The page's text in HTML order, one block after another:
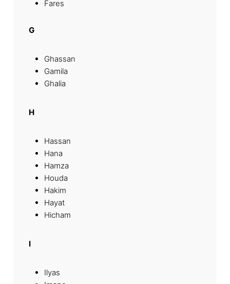
Fares
G
Ghassan
Gamila
Ghalia
H
Hassan
Hana
Hamza
Houda
Hakim
Hayat
Hicham
I
Ilyas